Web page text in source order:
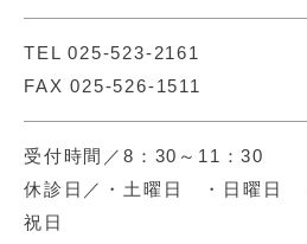
TEL025-523-2161
FAX 025-526-1511
受付時間／8：30～11：30
休診日／・土曜日 ・日曜日
祝日